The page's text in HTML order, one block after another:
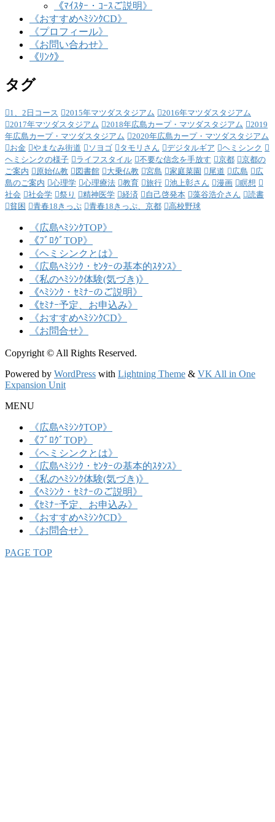
《ﾏｲｽﾀｰ・ｺｰｽご説明》
《おすすめﾍﾐｼﾝｸCD》
《プロフィール》
《お問い合わせ》
《ﾘﾝｸ》
タグ
1、2日コース 2015年マツダスタジアム
2016年マツダスタジアム
2017年マツダスタジアム
2018年広島カープ・マツダスタジアム
2019
年広島カープ・マツダスタジアム
2020年広島カープ・マツダスタジアム
お金
やまなみ街道 ソヨゴ タモリさん デジタルギア
ヘミシンク
ヘミシンクの様子
ライフスタイル 不要な信念を手放す 京都
京都の
ご案内
原始仏教 図書館 大乗仏教 宮島 家庭菜園 尾道 広島
広
島のご案内
心理学 心理療法 教育 旅行 池上彰さん 漫画
瞑想
社会
社会学 祭り 精神医学 経済 自己啓発本 藻谷浩介さん
読書
貧困
青春18きっぷ 青春18きっぷ、京都 高校野球
《広島ﾍﾐｼﾝｸTOP》
《ﾌﾞﾛｸﾞTOP》
《ヘミシンクとは》
《広島ﾍﾐｼﾝｸ・ｾﾝﾀｰの基本的ｽﾀﾝｽ》
《私のﾍﾐｼﾝｸ体験(気づき)》
《ﾍﾐｼﾝｸ・ｾﾐﾅｰのご説明》
《ｾﾐﾅｰ予定、お申込み》
《おすすめﾍﾐｼﾝｸCD》
《お問合せ》
Copyright © All Rights Reserved.
Powered by WordPress with Lightning Theme & VK All in One
Expansion Unit
MENU
《広島ﾍﾐｼﾝｸTOP》
《ﾌﾞﾛｸﾞTOP》
《ヘミシンクとは》
《広島ﾍﾐｼﾝｸ・ｾﾝﾀｰの基本的ｽﾀﾝｽ》
《私のﾍﾐｼﾝｸ体験(気づき)》
《ﾍﾐｼﾝｸ・ｾﾐﾅｰのご説明》
《ｾﾐﾅｰ予定、お申込み》
《おすすめﾍﾐｼﾝｸCD》
《お問合せ》
PAGE TOP